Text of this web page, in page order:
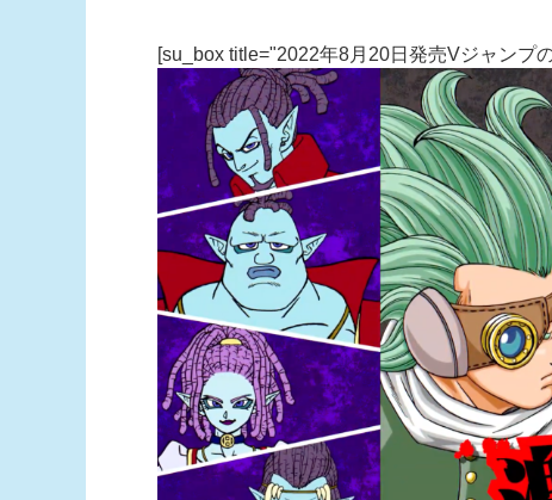
[su_box title="2022年8月20日発売Vジャンプ